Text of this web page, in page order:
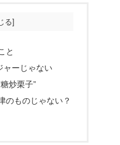
と
ャーじゃない
炒栗子”
のものじゃない？